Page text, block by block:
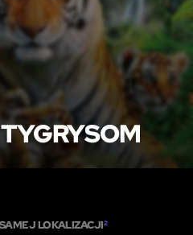
LOKALIZACJI2